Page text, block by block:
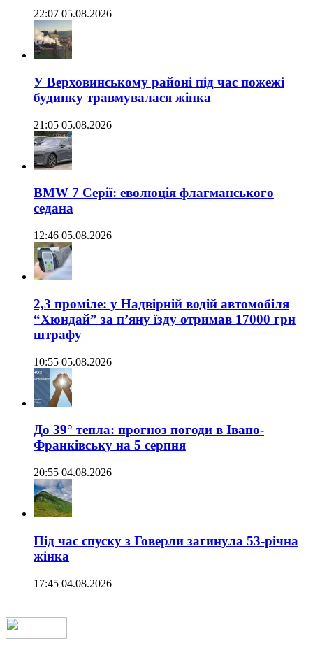
22:07 05.08.2026
У Верховинському районі під час пожежі
будинку травмувалася жінка
21:05 05.08.2026
BMW 7 Серії: еволюція флагманського
седана
12:46 05.08.2026
2,3 проміле: у Надвірній водій автомобіля
“Хюндай” за п’яну їзду отримав 17000 грн
штрафу
10:55 05.08.2026
До 39° тепла: прогноз погоди в Івано-
Франківську на 5 серпня
20:55 04.08.2026
Під час спуску з Говерли загинула 53-річна
жінка
17:45 04.08.2026